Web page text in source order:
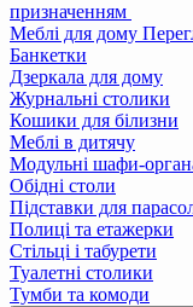
призначенням
Меблі для дому
Банкетки
Дзеркала для дому
Журнальні столики
Кошики для білизни
Меблі в дитячу
Модульні шафи-
Обідні столи
Підставки для
Полиці та етажерки
Стільці і табурети
Туалетні столики
Тумби та комоди